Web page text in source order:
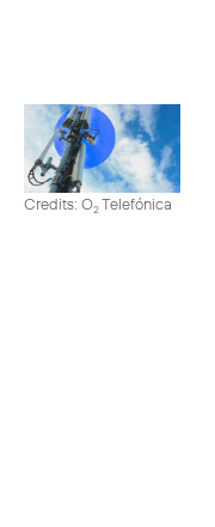
Credits: O2Telefónica